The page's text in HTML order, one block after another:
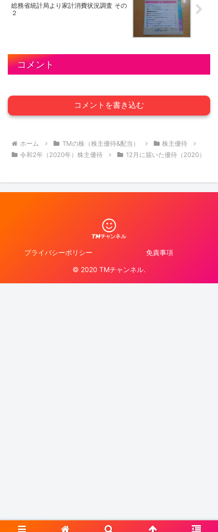
総務省統計局より家計消費状況調査 その
２
コメント
コメントを書き込む
ホーム TMの株（株主優待&配当）
株主優待
令和2年（2020年）株主優待
12月に届いた優待（2020）
プライバシーポリシー 免責事項
© 2020 TMチャンネル.